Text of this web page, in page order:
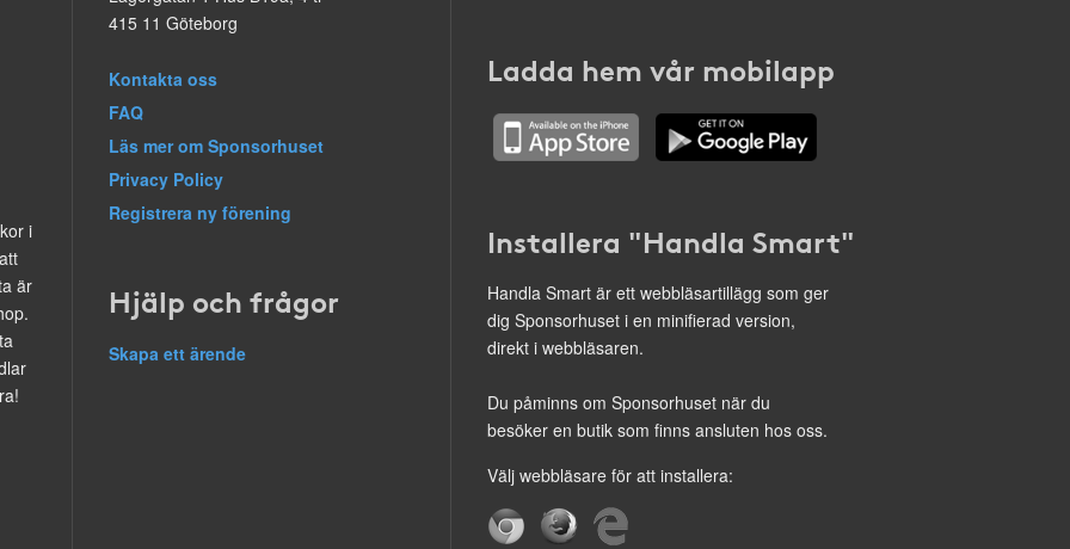
i
är
415 11 Göteborg
Kontakta oss
FAQ
Läs mer om Sponsorhuset
Privacy Policy
Registrera ny förening
Hjälp och frågor
Skapa ett ärende
Ladda hem vår mobilapp
Installera "Handla Smart"
Handla Smart är ett webbläsartillägg som ger
dig Sponsorhuset i en minifierad version,
direkt i webbläsaren.
Du påminns om Sponsorhuset när du
besöker en butik som finns ansluten hos oss.
Välj webbläsare för att installera: